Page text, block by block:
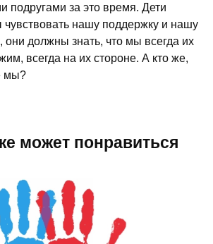
подругами за это время. Дети
нашу поддержку и нашу
они должны знать, что мы всегда их
всегда на их стороне. А кто же,
мы?
может понравиться